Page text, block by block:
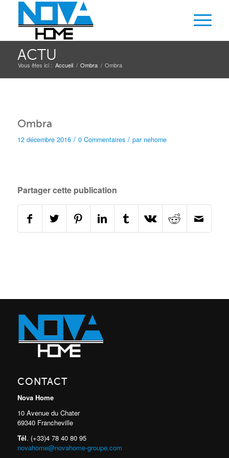
ACTU
Vous êtes ici : Accueil / Ombra / Ombra
Ombra
12 décembre 2016 / 0 Commentaires / par nehome
Partager cette publication
CONTACT
Nova Home
10 Avenue du Chater
69340 Francheville
Tél. (+33)4 78 40 80 95
novahome@novahome-groupe.com